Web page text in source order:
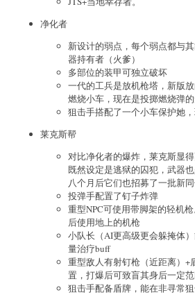
净化者
新设计的弱点，每个弱点都与
器持有者（火爹）
多部位的装甲可独立破坏
一代的工兵是放机枪塔，新版
燃烧小车，现在是投掷燃烧弹
狙击手搭配了一个小车保护她
莱克斯帮
对比净化者的爆炸，莱克斯显
既然设定是逃狱的囚犯，武器
八个月后它们也招募了一批新
投弹手配置了钉子炸弹
重型NPC可使用带脚架的轻机
后使用地上的机枪
小队长（AI更高级更会躲掩体
量治疗buff
重型敌人有射钉枪（近距离）+
置，打爆后可致盲其身后一定
狙击手配备盾牌，能在非寻常